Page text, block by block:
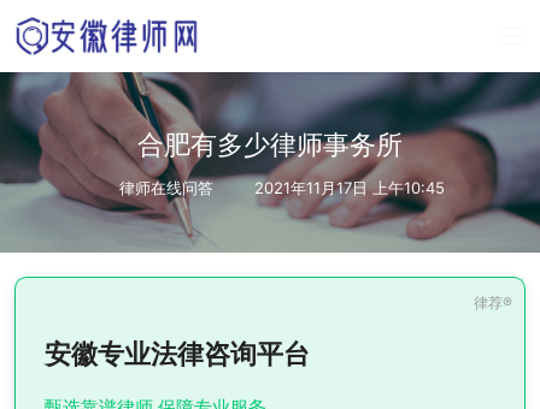
合肥有多少律师事务所
律师在线问答 2021年11月17日 上午10:45
安徽专业法律咨询平台